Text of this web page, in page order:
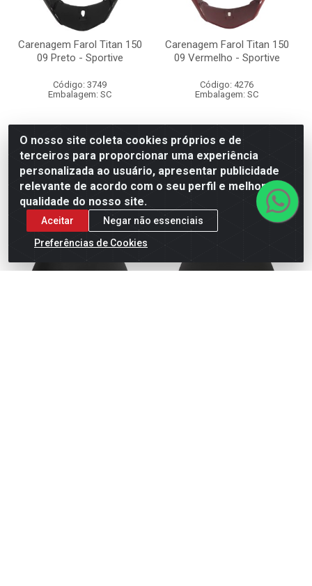
Carenagem Farol Titan 150
09 Preto - Sportive
Código: 3749
Embalagem: SC
R$ 140,00
Adicionar
Carenagem Farol Titan 150
09 Vermelho - Sportive
Código: 4276
Embalagem: SC
R$ 130,00
Adicionar
O nosso site coleta cookies próprios e de
terceiros para proporcionar uma experiência
personalizada ao usuário, apresentar publicidade
relevante de acordo com o seu perfil e melhorar a
qualidade do nosso site.
Aceitar
Negar não essenciais
Preferências de Cookies